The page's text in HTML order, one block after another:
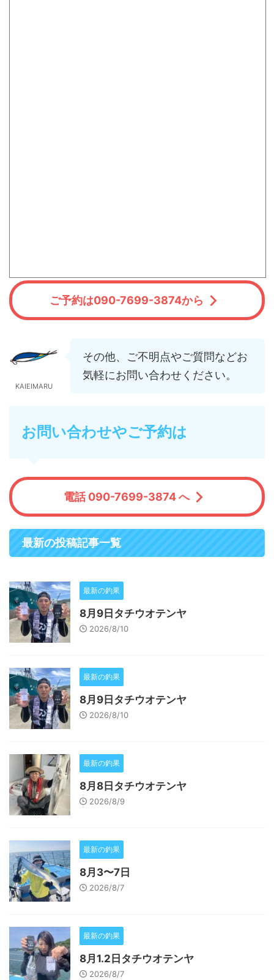
ご予約は090-7699-3874から
KAIEIMARU
その他、ご不明点やご質問などお
気軽にお問い合わせください。
お問い合わせやご予約は
電話 090-7699-3874 へ
最新の投稿記事一覧
最新の釣果
8月9日タチウオテンヤ
2026/8/10
最新の釣果
8月9日タチウオテンヤ
2026/8/10
最新の釣果
8月8日タチウオテンヤ
2026/8/9
最新の釣果
8月3〜7日
2026/8/7
最新の釣果
8月1.2日タチウオテンヤ
2026/8/7